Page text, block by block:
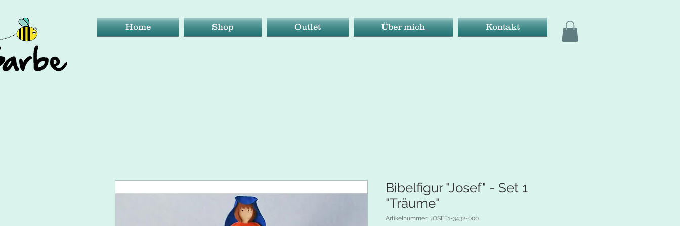
Home Shop Outlet Über mich Kontakt
Bibelfigur "Josef" - Set 1
"Träume"
Artikelnummer: JOSEF1-3432-000